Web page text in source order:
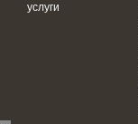
услуги